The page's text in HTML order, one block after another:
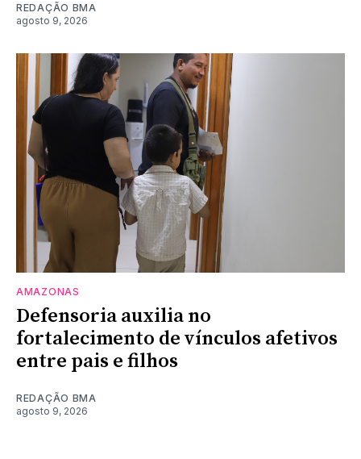
REDAÇÃO BMA
agosto 9, 2026
AMAZONAS
Defensoria auxilia no
fortalecimento de vínculos afetivos
entre pais e filhos
REDAÇÃO BMA
agosto 9, 2026